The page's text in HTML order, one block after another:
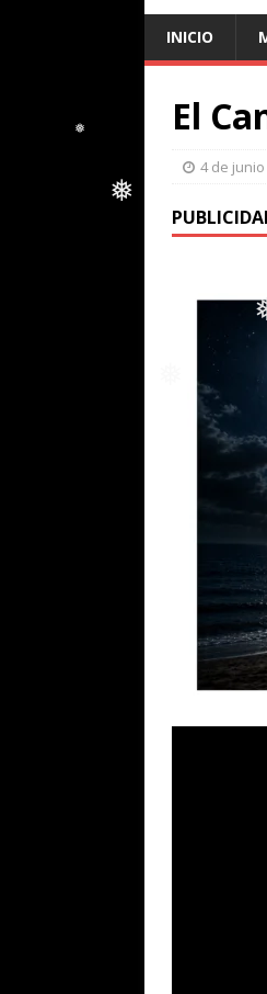
INICIO
El
4 de